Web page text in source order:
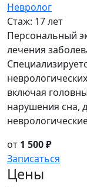
Невролог
Стаж: 17 лет
Персональный
лечения
включая
нарушения сна,
от 1 500 ₽
Записаться
Цены